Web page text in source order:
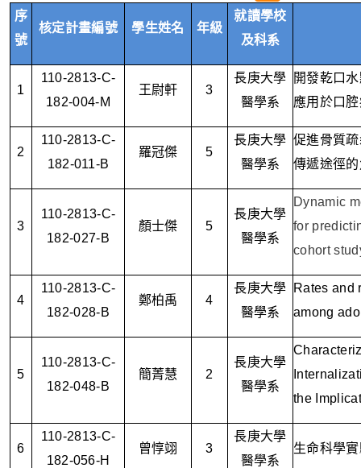
序
號
核定計畫編號 學生姓名 年級
就讀學校
及科系
1
110-2813-C-
182-004-M
王尉軒 3
長庚大學
醫學系
開發乾口
應用於口
2
110-2813-C-
182-011-B
羅冠傑 5
長庚大學
醫學系
促進骨質
傳遞途徑
3
110-2813-C-
182-027-B
顏士傑 5
長庚大學
醫學系
Dynamic
for
cohort
4
110-2813-C-
182-028-B
鄭柏禹 4
長庚大學
醫學系
Rates and
among
5
110-2813-C-
182-048-B
簡菁慧 2
長庚大學
醫學系
the
6
110-2813-C-
182-056-H
曾惇翊 3
長庚大學
醫學系
生命科學